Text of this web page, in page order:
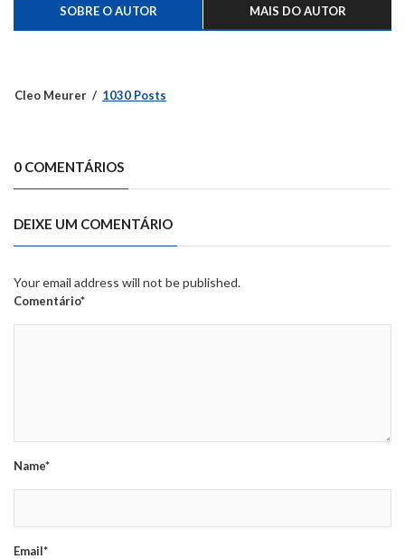
SOBRE O AUTOR MAIS DO AUTOR
Cleo Meurer 1030 Posts
0 COMENTÁRIOS
DEIXE UM COMENTÁRIO
Your email address will not be published.
Comentário*
Name*
Email*